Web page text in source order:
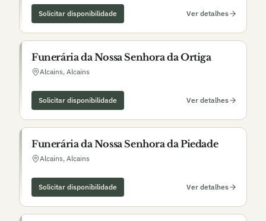
Solicitar disponibilidade Ver detalhes
Funerária da Nossa Senhora da Ortiga
Alcains, Alcains
Solicitar disponibilidade Ver detalhes
Funerária da Nossa Senhora da Piedade
Alcains, Alcains
Solicitar disponibilidade Ver detalhes